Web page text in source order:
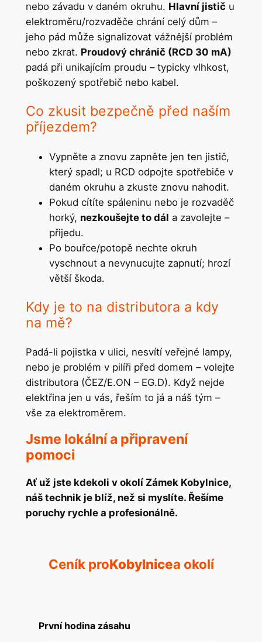
nebo závadu v daném okruhu. Hlavní jistič u
elektroměru/rozvaděče chrání celý dům –
jeho pád může signalizovat vážnější problém
nebo zkrat. Proudový chránič (RCD 30 mA)
padá při unikajícím proudu – typicky vlhkost,
poškozený spotřebič nebo kabel.
Co zkusit bezpečně před naším
příjezdem?
Vypněte a znovu zapněte jen ten jistič,
který spadl; u RCD odpojte spotřebiče v
daném okruhu a zkuste znovu nahodit.
Pokud cítíte spáleninu nebo je rozvaděč
horký, nezkoušejte to dál a zavolejte –
přijedu.
Po bouřce/potopě nechte okruh
vyschnout a nevynucujte zapnutí; hrozí
větší škoda.
Kdy je to na distributora a kdy
na mě?
Padá-li pojistka v ulici, nesvítí veřejné lampy,
nebo je problém v pilíři před domem – volejte
distributora (ČEZ/E.ON – EG.D). Když nejde
elektřina jen u vás, řeším to já a náš tým –
vše za elektroměrem.
Jsme lokální a připravení
pomoci
Ať už jste kdekoli v okolí Zámek Kobylnice,
náš technik je blíž, než si myslíte. Řešíme
poruchy rychle a profesionálně.
Ceník proKobylnicea okolí
První hodina zásahu